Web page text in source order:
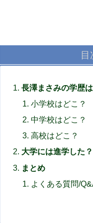
目
長澤まさみの学歴
小学校はどこ？
中学校はどこ？
高校はどこ？
大学には進学した？
まとめ
よくある質問/